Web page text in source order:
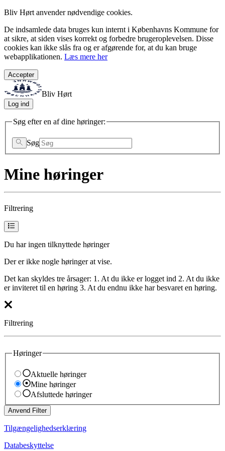
Bliv Hørt anvender nødvendige cookies.
De indsamlede data bruges kun internt i Københavns Kommune for
at sikre, at siden vises korrekt og forbedre brugeroplevelsen. Disse
cookies kan ikke slås fra og er afgørende for, at du kan bruge
webapplikationen. Læs mere her
Accepter
Bliv Hørt
Log ind
Søg efter en af dine høringer:
Søg
Mine høringer
Filtrering
Du har ingen tilknyttede høringer
Der er ikke nogle høringer at vise.
Det kan skyldes tre årsager: 1. At du ikke er logget ind 2. At du ikke
er inviteret til en høring 3. At du endnu ikke har besvaret en høring.
Filtrering
Høringer
Aktuelle høringer
Mine høringer
Afsluttede høringer
Anvend Filter
Tilgængelighedserklæring
Databeskyttelse